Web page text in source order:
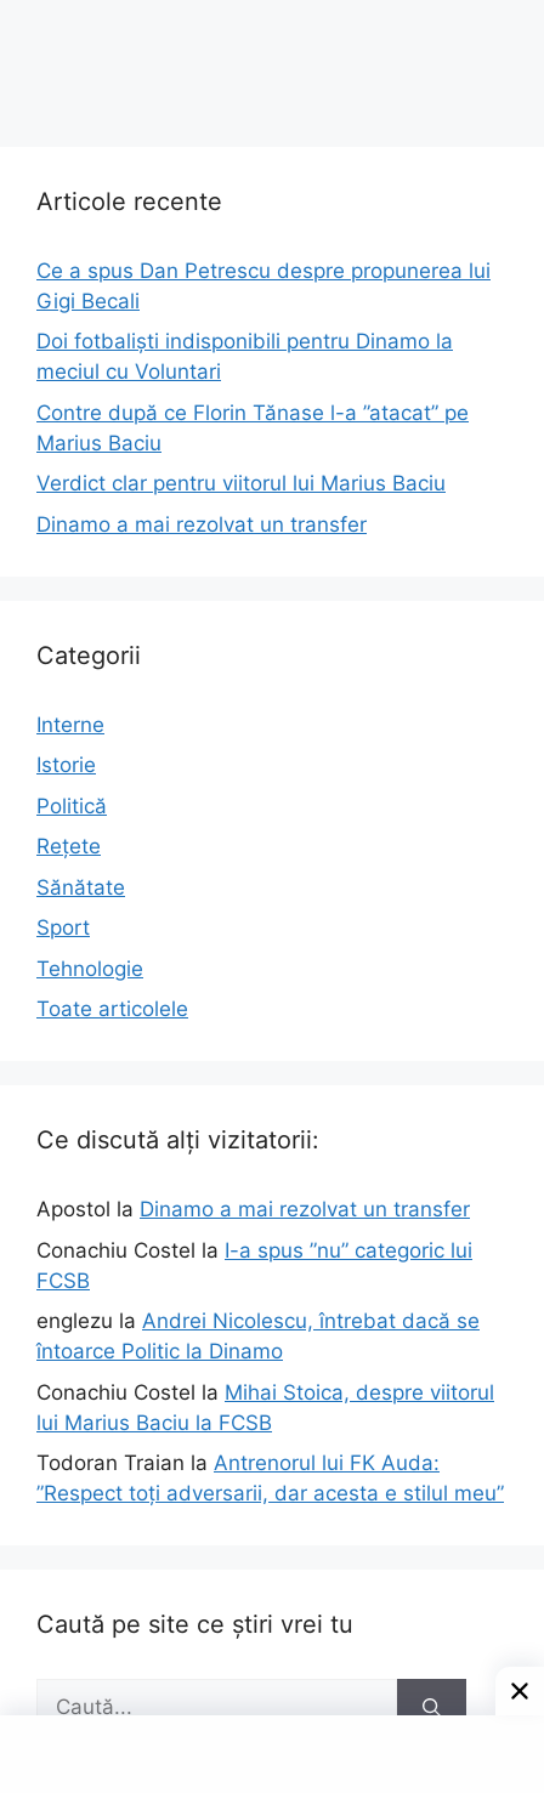
Articole recente
Ce a spus Dan Petrescu despre propunerea lui
Gigi Becali
Doi fotbaliști indisponibili pentru Dinamo la
meciul cu Voluntari
Contre după ce Florin Tănase l-a ”atacat” pe
Marius Baciu
Verdict clar pentru viitorul lui Marius Baciu
Dinamo a mai rezolvat un transfer
Categorii
Interne
Istorie
Politică
Rețete
Sănătate
Sport
Tehnologie
Toate articolele
Ce discută alți vizitatorii:
Apostol la Dinamo a mai rezolvat un transfer
Conachiu Costel la I-a spus ”nu” categoric lui
FCSB
englezu la Andrei Nicolescu, întrebat dacă se
întoarce Politic la Dinamo
Conachiu Costel la Mihai Stoica, despre viitorul
lui Marius Baciu la FCSB
Todoran Traian la Antrenorul lui FK Auda:
”Respect toți adversarii, dar acesta e stilul meu”
Caută pe site ce știri vrei tu
Caută
după: